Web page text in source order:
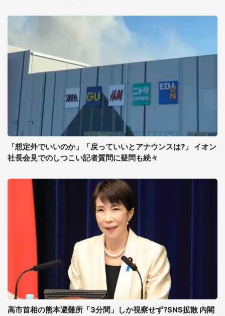
「想定外でいいのか」「戻っていいとアナウンスは?」 イオン
社長会見でのしつこい記者質問に疑問も続々
高市首相の熊本避難所「3分間」しか視察せず?SNS拡散 内閣